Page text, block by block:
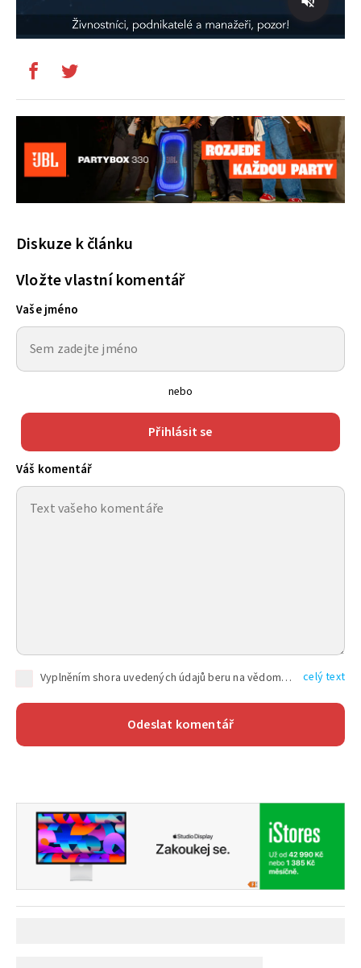
Diskuze k článku
Vložte vlastní komentář
Vaše jméno
nebo
Přihlásit se
Váš komentář
Vyplněním shora uvedených údajů beru na vědomí, že společnost TEXT FACTORY s.r.o., sídlem Brno, Durďákova 336/29, Černá Pole, PSČ: 613 00, IČ: 06157831, zapsané u Krajského soudu v Brně, oddíl C, vložka 100399, bude zpracovávat mé osobní údaje uvedené v rámci mnou vyplněného registračního formuláře na základě oprávněných zájmů TEXT FACTORY s.r.o. dle čl. 6 odst. 1 písm. f) GDPR a pro splnění právních povinností (čl. 6 odst. 1 písm. c) GDPR), a to pro tyto účely: nezbytnost zajistit oprávnění návštěvníka webových stránek provozovaných společností TEXT FACTORY s.r.o. přispívat aktivně ke zveřejněným článkům nebo v rámci diskusních fór a výkon práv TEXT FACTORY s.r.o. jako administrátora těchto diskusních fór. Více informací o zpracování osobních údajů a právech lze nalézt v celý text